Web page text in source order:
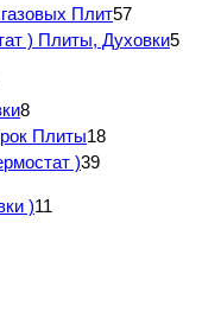
Плит57
) Плиты, Духовки5
8
Плиты18
)39
)11